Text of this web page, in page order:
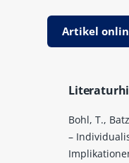
Artikel
Bohl, T.,
–